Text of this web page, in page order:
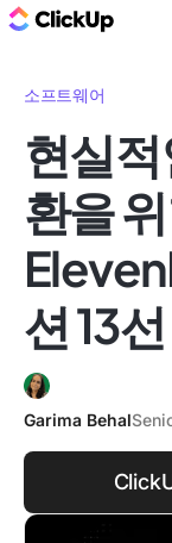
소프트웨어
현실적
환을
션 13선
Garima Behal